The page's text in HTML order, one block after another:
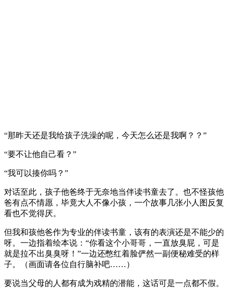
“那昨天还是我给孩子洗澡的呢，今天怎么还是我啊？？”
“要不让他自己看？”
“我可以揍你吗？”
对话至此，孩子他爸终于无奈地当伴读书童去了。也不怪孩他
爸有点不情愿，毕竟大人不像小孩，一个故事几张小人图反复
看也不觉得厌。
但我和孩他爸作为专业的伴读书童，该有的表演还是不能少的
呀。一边指着绘本说：“你看这个小哥哥，一直放臭屁，可是
就是拉不出臭臭呀！”一边还憋红着脸俨然一副便秘难受的样
子。（画面请各位自行脑补吧……）
要说当父母的人都有成为戏精的潜能，这话可是一点都不假。